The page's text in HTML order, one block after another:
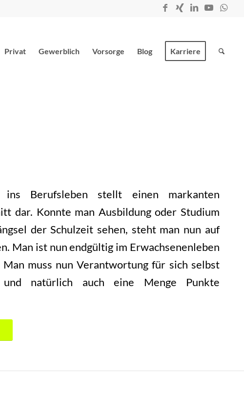
Privat Gewerblich Vorsorge Blog Karriere
Berufsleben stellt einen markanten
dar. Konnte man Ausbildung oder Studium
der Schulzeit sehen, steht man nun auf
Man ist nun endgültig im Erwachsenenleben
Man muss nun Verantwortung für sich selbst
und natürlich auch eine Menge Punkte